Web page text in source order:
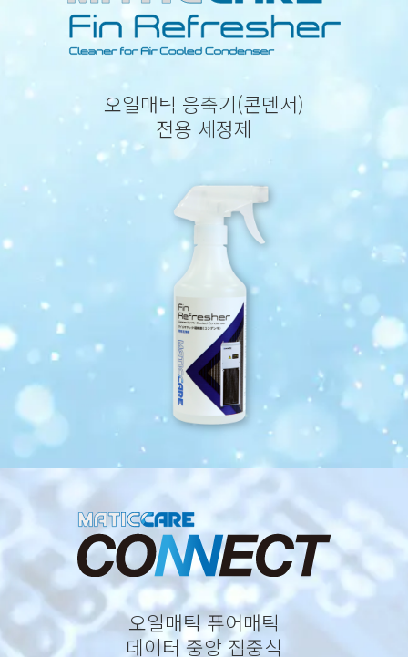
오일매틱 응축기(콘덴서)
전용 세정제
오일매틱 퓨어매틱
데이터 중앙 집중식